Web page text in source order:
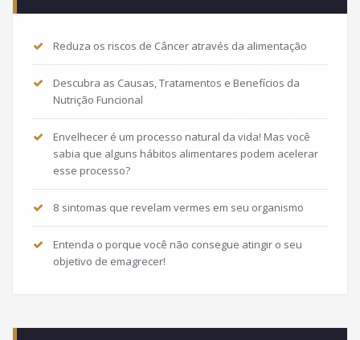
Reduza os riscos de Câncer através da alimentação
Descubra as Causas, Tratamentos e Benefícios da
Nutrição Funcional
Envelhecer é um processo natural da vida! Mas você
sabia que alguns hábitos alimentares podem acelerar
esse processo?
8 sintomas que revelam vermes em seu organismo
Entenda o porque você não consegue atingir o seu
objetivo de emagrecer!